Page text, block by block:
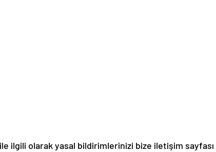
ilgili olarak yasal bildirimlerinizi bize iletişim sayfası